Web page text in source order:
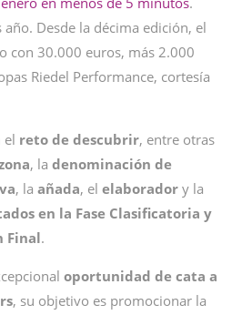
Desde la décima edición, el
con 30.000 euros, más 2.000
Riedel Performance, cortesía
el reto de descubrir, entre otras
, la denominación de
, la añada, el elaborador y la
en la Fase Clasificatoria y
Final.
oportunidad de cata a
, su objetivo es promocionar la